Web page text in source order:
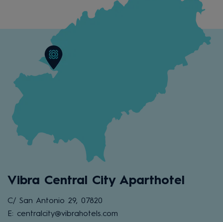
Vibra Central City Aparthotel
C/ San Antonio 29, 07820
E: centralcity@vibrahotels.com